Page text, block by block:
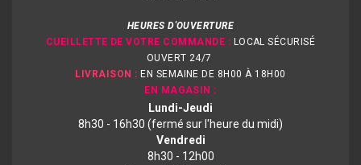
HEURES D'OUVERTURE
CUEILLETTE DE VOTRE COMMANDE : LOCAL SÉCURISÉ
OUVERT 24/7
LIVRAISON : EN SEMAINE DE 8H00 À 18H00
EN MAGASIN :
Lundi-Jeudi
8h30 - 16h30 (fermé sur l'heure du midi)
Vendredi
8h30 - 12h00